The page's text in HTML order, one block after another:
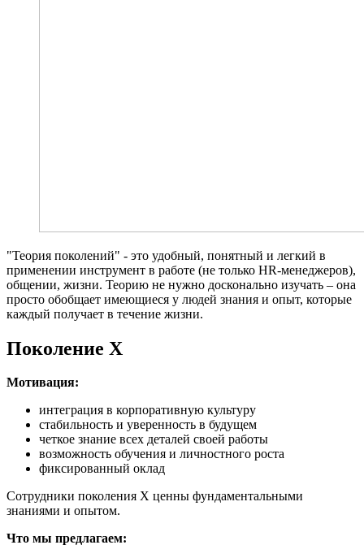
"Теория поколений" - это удобный, понятный и легкий в
применении инструмент в работе (не только HR-менеджеров),
общении, жизни. Теорию не нужно досконально изучать – она
просто обобщает имеющиеся у людей знания и опыт, которые
каждый получает в течение жизни.
Поколение X
Мотивация:
интеграция в корпоративную культуру
стабильность и уверенность в будущем
четкое знание всех деталей своей работы
возможность обучения и личностного роста
фиксированный оклад
Сотрудники поколения X ценны фундаментальными
знаниями и опытом.
Что мы предлагаем: